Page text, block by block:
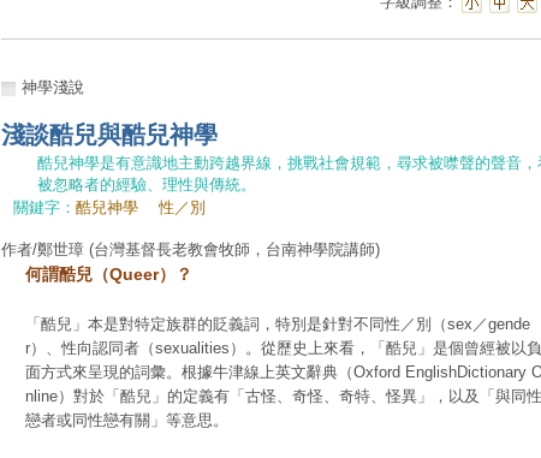
神學淺說
淺談酷兒與酷兒神學
酷兒神學是有意識地主動跨越界線，挑戰社會規範，尋求被噤聲的聲音，
被忽略者的經驗、理性與傳統。
關鍵字： 酷兒神學 性／別
作者/鄭世璋 (台灣基督長老教會牧師，台南神學院講師)
何謂酷兒（Queer）？
「酷兒」本是對特定族群的貶義詞，特別是針對不同性／別（sex／gende
r）、性向認同者（sexualities）。從歷史上來看，「酷兒」是個曾經被以負
面方式來呈現的詞彙。根據牛津線上英文辭典（Oxford EnglishDictionary
nline）對於「酷兒」的定義有「古怪、奇怪、奇特、怪異」，以及「與同性
戀者或同性戀有關」等意思。